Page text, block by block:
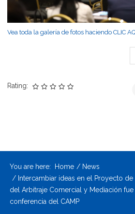
Vea toda la galería de fotos haciendo CLIC
Rating:
You are here: Home
News
Intercambiar ideas en el Proyecto
del Arbitraje Comercial y Mediación
conferencia del CAMP